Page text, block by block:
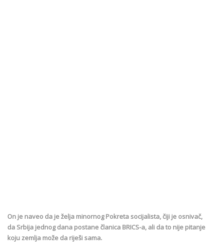
On je naveo da je želja minornog Pokreta socijalista, čiji je osnivač,
da Srbija jednog dana postane članica BRICS-a, ali da to nije pitanje
koju zemlja može da riješi sama.